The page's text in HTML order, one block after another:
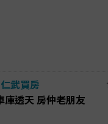
仁武買房
庫透天 房仲老朋友